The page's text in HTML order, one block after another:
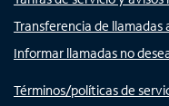
Transferencia de
Informar llamadas no
Términos/políticas de